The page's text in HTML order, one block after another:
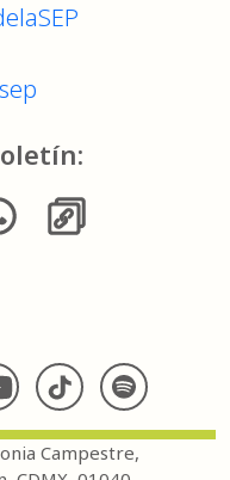
Campestre,